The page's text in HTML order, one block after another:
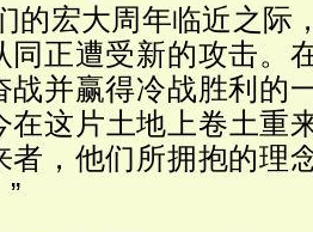
的宏大周年临近之际
同正遭受新的攻击。
战并赢得冷战胜利的
在这片土地上卷土
者，他们所拥抱的理